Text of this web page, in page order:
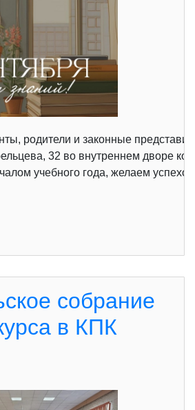
родители и законные
32 во внутреннем дворе
учебного года, желаем
собрание
в КПК